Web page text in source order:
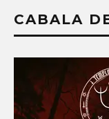
CABALA